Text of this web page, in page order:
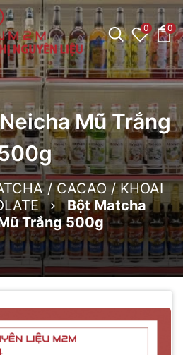
0 0
Mũ Trắng
/ CACAO / KHOAI
Bột Matcha
Trắng 500g